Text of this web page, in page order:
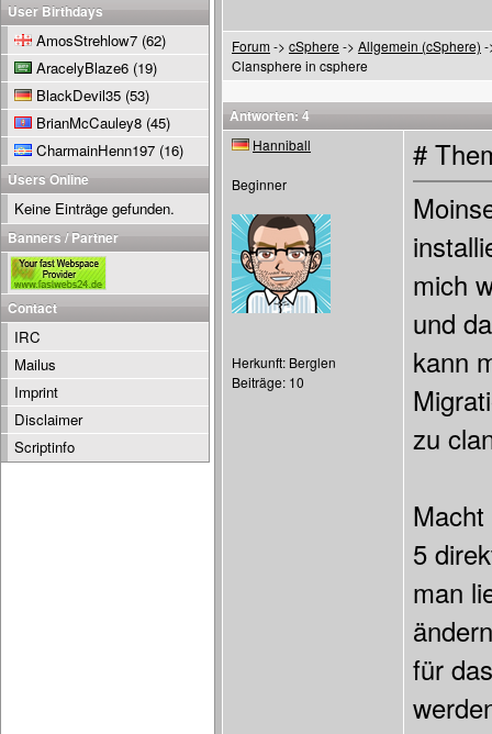
Forum-> cSphere -> Allgemein (cSphere) -
Clansphere in csphere
Antworten: 4
Hanniball
Beginner
Herkunft: Berglen
Beiträge: 10
#
mich
und
kann
zu
5
man
für
User Birthdays
AmosStrehlow7 (62)
AracelyBlaze6 (19)
BlackDevil35 (53)
BrianMcCauley8 (45)
CharmainHenn197 (16)
Users Online
Keine Einträge gefunden.
Banners / Partner
Contact
IRC
Mailus
Imprint
Disclaimer
Scriptinfo